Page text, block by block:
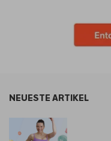
NEUESTE ARTIKEL